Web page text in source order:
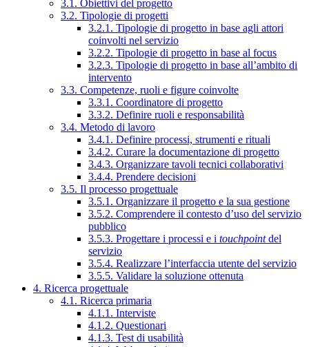
3.1. Obiettivi del progetto
3.2. Tipologie di progetti
3.2.1. Tipologie di progetto in base agli attori
coinvolti nel servizio
3.2.2. Tipologie di progetto in base al focus
3.2.3. Tipologie di progetto in base all’ambito di
intervento
3.3. Competenze, ruoli e figure coinvolte
3.3.1. Coordinatore di progetto
3.3.2. Definire ruoli e responsabilità
3.4. Metodo di lavoro
3.4.1. Definire processi, strumenti e rituali
3.4.2. Curare la documentazione di progetto
3.4.3. Organizzare tavoli tecnici collaborativi
3.4.4. Prendere decisioni
3.5. Il processo progettuale
3.5.1. Organizzare il progetto e la sua gestione
3.5.2. Comprendere il contesto d’uso del servizio
pubblico
3.5.3. Progettare i processi e i touchpointdel
servizio
3.5.4. Realizzare l’interfaccia utente del servizio
3.5.5. Validare la soluzione ottenuta
4. Ricerca progettuale
4.1. Ricerca primaria
4.1.1. Interviste
4.1.2. Questionari
4.1.3. Test di usabilità